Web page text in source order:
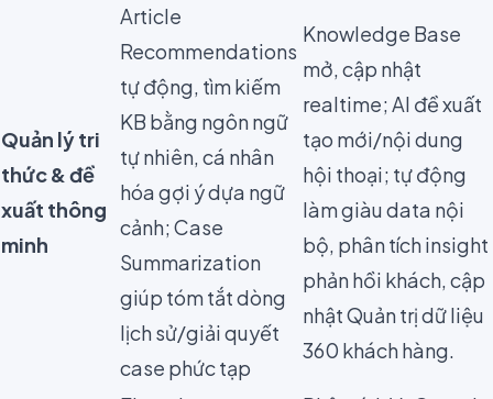
Quản lý tri
thức & đề
xuất thông
minh
Article
Recommendations
tự động, tìm kiếm
KB bằng ngôn ngữ
tự nhiên, cá nhân
hóa gợi ý dựa ngữ
cảnh; Case
Summarization
giúp tóm tắt dòng
lịch sử/giải quyết
case phức tạp
Knowledge Base
mở, cập nhật
realtime; AI đề xuất
tạo mới/nội dung
hội thoại; tự động
làm giàu data nội
bộ, phân tích insight
phản hồi khách, cập
nhật Quản trị dữ liệu
360 khách hàng.